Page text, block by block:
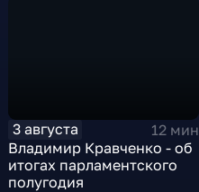
3 августа
12 мин
Владимир Кравченко - об
итогах парламентского
полугодия